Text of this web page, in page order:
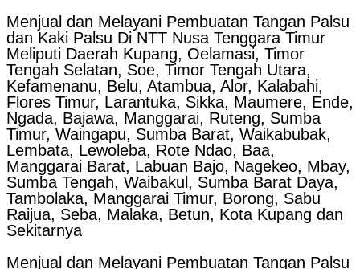
Menjual dan Melayani Pembuatan Tangan Palsu
dan Kaki Palsu Di NTT Nusa Tenggara Timur
Meliputi Daerah Kupang, Oelamasi, Timor
Tengah Selatan, Soe, Timor Tengah Utara,
Kefamenanu, Belu, Atambua, Alor, Kalabahi,
Flores Timur, Larantuka, Sikka, Maumere, Ende,
Ngada, Bajawa, Manggarai, Ruteng, Sumba
Timur, Waingapu, Sumba Barat, Waikabubak,
Lembata, Lewoleba, Rote Ndao, Baa,
Manggarai Barat, Labuan Bajo, Nagekeo, Mbay,
Sumba Tengah, Waibakul, Sumba Barat Daya,
Tambolaka, Manggarai Timur, Borong, Sabu
Raijua, Seba, Malaka, Betun, Kota Kupang dan
Sekitarnya
Menjual dan Melayani Pembuatan Tangan Palsu